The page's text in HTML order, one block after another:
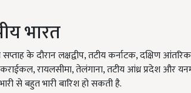
भारत
के दौरान लक्षद्वीप, तटीय कर्नाटक, दक्षिण
रायलसीमा, तेलंगाना, तटीय आंध्र प्रदेश और
से बहुत भारी बारिश हो सकती है.